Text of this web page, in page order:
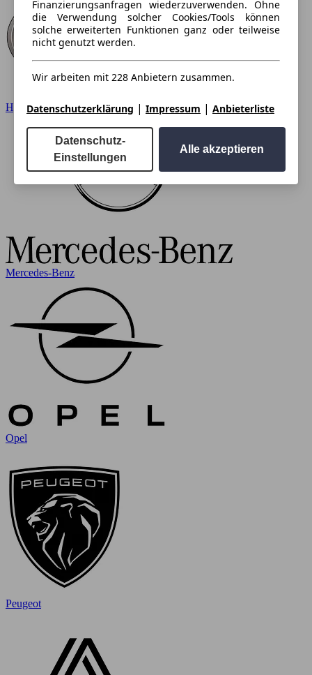
Hyundai
Mercedes-Benz
Opel
Peugeot
Finanzierungsanfragen wiederzuverwenden. Ohne
die Verwendung solcher Cookies/Tools können
solche erweiterten Funktionen ganz oder teilweise
nicht genutzt werden.
Wir arbeiten mit 228 Anbietern zusammen.
Datenschutzerklärung | Impressum | Anbieterliste
Datenschutz-
Einstellungen
Alle akzeptieren